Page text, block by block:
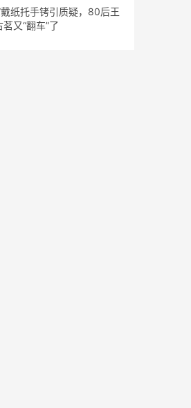
戴纸托手铐引质疑，80后王
又“翻车”了